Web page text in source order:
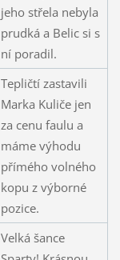
jeho střela nebyla
prudká a Belic si s
ní poradil.
Tepličtí zastavili
Marka Kuliče jen
za cenu faulu a
máme výhodu
přímého volného
kopu z výborné
pozice.
Velká šance